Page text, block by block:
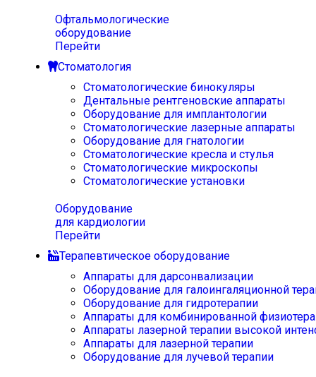
Офтальмологические
оборудование
Перейти
Стоматология
Стоматологические бинокуляры
Дентальные рентгеновские аппараты
Оборудование для имплантологии
Стоматологические лазерные аппараты
Оборудование для гнатологии
Стоматологические кресла и стулья
Стоматологические микроскопы
Стоматологические установки
Оборудование
для кардиологии
Перейти
Терапевтическое оборудование
Аппараты для дарсонвализации
Оборудование для галоингаляционной
Оборудование для гидротерапии
Аппараты для комбинированной
Аппараты лазерной терапии высокой
Аппараты для лазерной терапии
Оборудование для лучевой терапии